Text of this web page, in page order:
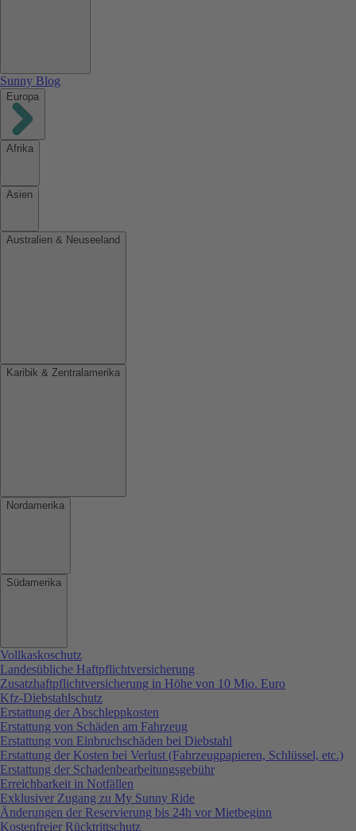
Sunny Blog
Europa
Afrika
Asien
Australien & Neuseeland
Karibik & Zentralamerika
Nordamerika
Südamerika
Vollkaskoschutz
Landesübliche Haftpflichtversicherung
Zusatzhaftpflichtversicherung in Höhe von 10 Mio. Euro
Kfz-Diebstahlschutz
Erstattung der Abschleppkosten
Erstattung von Schäden am Fahrzeug
Erstattung von Einbruchschäden bei Diebstahl
Erstattung der Kosten bei Verlust (Fahrzeugpapieren, Schlüssel, etc.)
Erstattung der Schadenbearbeitungsgebühr
Erreichbarkeit in Notfällen
Exklusiver Zugang zu My Sunny Ride
Änderungen der Reservierung bis 24h vor Mietbeginn
Kostenfreier Rücktrittschutz